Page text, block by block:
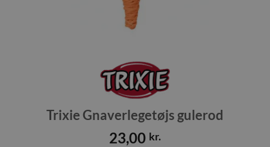
Trixie Gnaverlegetøjs gulerod
23,00 kr.